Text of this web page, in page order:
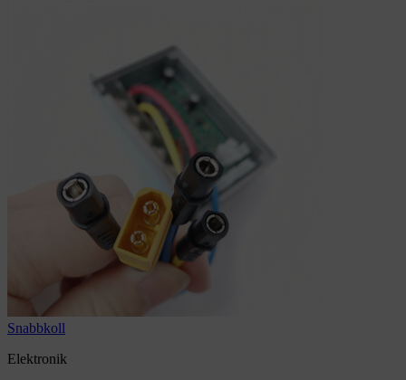
Snabbkoll
Elektronik